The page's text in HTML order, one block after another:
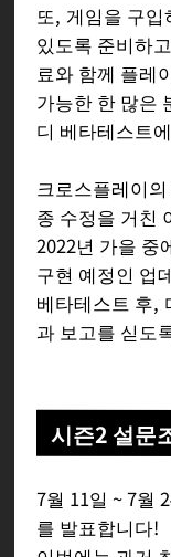
또, 게임을 구
있도록 준비하
료와 함께 플레
가능한 한 많은
디 베타테스트
크로스플레이
종 수정을 거친
2022년 가을 중
구현 예정인 업
베타테스트 후,
과 보고를 싣도
시즌2 설문
7월 11일 ~ 7월
를 발표합니다!